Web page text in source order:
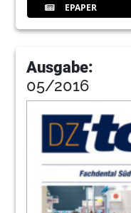
EPAPER
Ausgabe:
05/2016